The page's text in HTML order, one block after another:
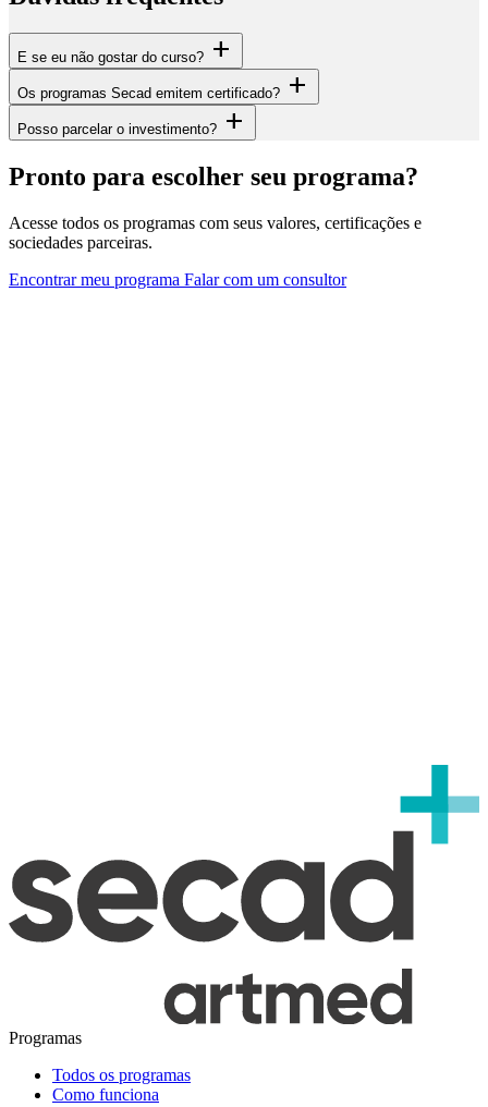
E se eu não gostar do curso? add
Os programas Secad emitem certificado? add
Posso parcelar o investimento? add
Pronto para escolher seu programa?
Acesse todos os programas com seus valores, certificações e
sociedades parceiras.
Encontrar meu programa Falar com um consultor
Programas
Todos os programas
Como funciona